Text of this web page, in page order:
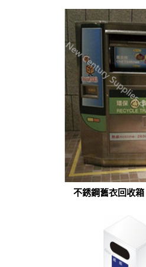
不銹鋼舊衣回收箱